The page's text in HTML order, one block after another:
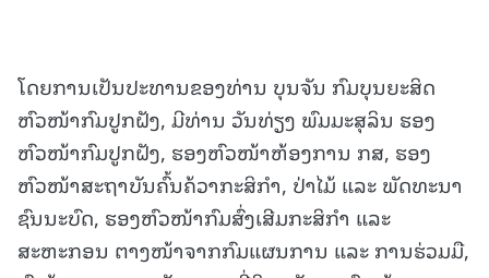
ໂດຍການເປັນປະທານຂອງທ່ານ ບຸນຈັນ ກົມບຸນຍະສິດ
ຫົວໜ້າກົມປູກຝັງ, ມີທ່ານ ວັນທ່ຽງ ພົມມະສຸລິນ ຮອງ
ຫົວໜ້າກົມປູກຝັງ, ຮອງຫົວໜ້າຫ້ອງການ ກສ, ຮອງ
ຫົວໜ້າສະຖາບັນຄົ້ນຄ້ວາກະສິກໍາ, ປ່າໄມ້ ແລະ ພັດທະນາ
ຊົນນະບົດ, ຮອງຫົວໜ້າກົມສົ່ງເສີມກະສິກໍາ ແລະ
ສະຫະກອນ ຕາງໜ້າຈາກກົມແຜນການ ແລະ ການຮ່ວມມື,